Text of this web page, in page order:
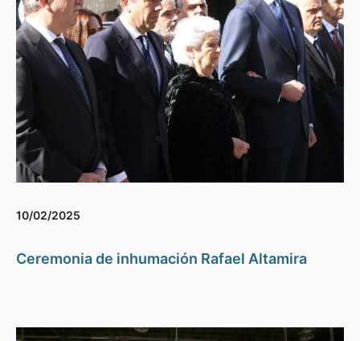
10/02/2025
Ceremonia de inhumación Rafael Altamira